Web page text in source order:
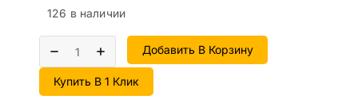
126 в наличии
Добавить В Корзину
Купить В 1 Клик